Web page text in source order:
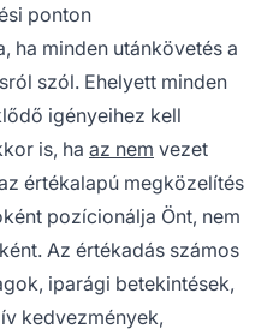
ponton
ha minden utánkövetés a
szól. Ehelyett minden
igényeihez kell
is, ha az nem vezet
értékalapú megközelítés
pozícionálja Önt, nem
Az értékadás számos
iparági betekintések,
kedvezmények,